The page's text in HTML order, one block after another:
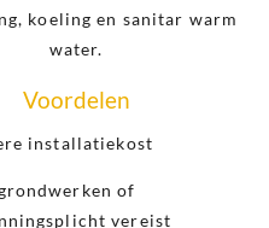
koeling en sanitar warm
water.
Voordelen
installatiekost
of
vereist